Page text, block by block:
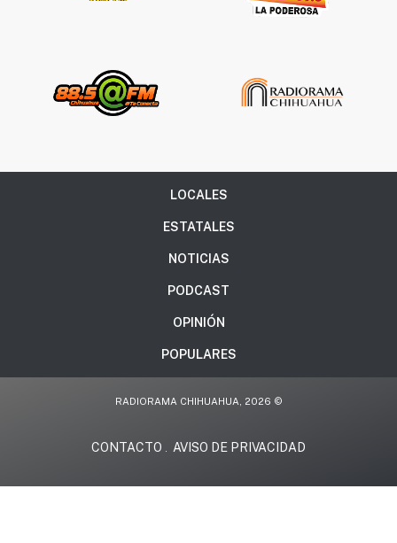
LOCALES
ESTATALES
NOTICIAS
PODCAST
OPINIÓN
POPULARES
RADIORAMA CHIHUAHUA, 2026 ©
CONTACTO AVISO DE PRIVACIDAD